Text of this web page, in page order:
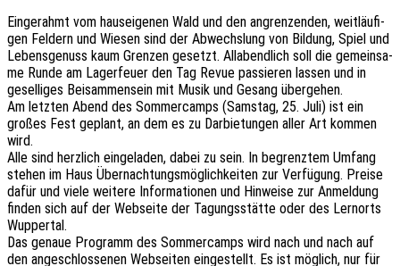
Einge­rahmt vom haus­ei­ge­nen Wald und den angren­zen­den, weit­läu­fi­
gen Feldern und Wiesen sind der Abwechs­lung von Bildung, Spiel und
Lebens­ge­nuss kaum Gren­zen gesetzt. Allabend­lich soll die gemein­sa­
me Runde am Lager­feu­er den Tag Revue passie­ren lassen und in
gesel­li­ges Beisam­men­sein mit Musik und Gesang übergehen.
Am letz­ten Abend des Sommer­camps (Sams­tag, 25. Juli) ist ein
großes Fest geplant, an dem es zu Darbie­tun­gen aller Art kommen
wird.
Alle sind herz­lich einge­la­den, dabei zu sein. In begrenz­tem Umfang
stehen im Haus Über­nach­tungs­mög­lich­kei­ten zur Verfü­gung. Preise
dafür und viele weite­re Infor­ma­tio­nen und Hinwei­se zur Anmel­dung
finden sich auf der Websei­te der Tagungs­stät­te oder des Lern­orts
Wuppertal.
Das genaue Programm des Sommer­camps wird nach und nach auf
den ange­schlos­se­nen Websei­ten einge­stellt. Es ist möglich, nur für